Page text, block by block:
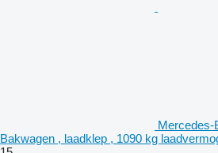
Mercedes-
Bakwagen , laadklep , 1090 kg